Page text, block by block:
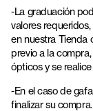
-La graduación
valores
en nuestra Tienda
previo a la
ópticos y se
-En el caso de
finalizar su compra.